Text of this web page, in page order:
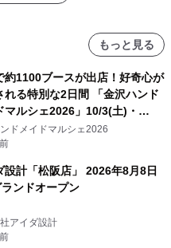
もっと見る
約1100ブースが出店！好奇心が
れる特別な2日間 「金沢ハンド
マルシェ2026」10/3(土)・
)開催
ドメイドマルシェ2026
設計「松阪店」 2026年8月8日
ンドオープン
アイダ設計